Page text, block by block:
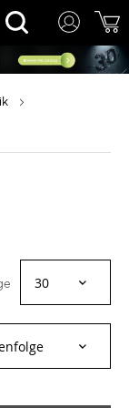
Rechercher